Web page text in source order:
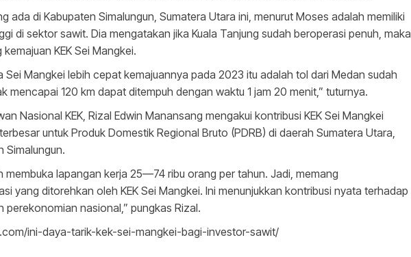
ada di Kabupaten Simalungun, Sumatera Utara ini, menurut Moses adalah memiliki
di sektor sawit. Dia mengatakan jika Kuala Tanjung sudah beroperasi penuh, maka
KEK Sei Mangkei.
Sei Mangkei lebih cepat kemajuannya pada 2023 itu adalah tol dari Medan sudah
mencapai 120 km dapat ditempuh dengan waktu 1 jam 20 menit,” tuturnya.
Nasional KEK, Rizal Edwin Manansang mengakui kontribusi KEK Sei Mangkei
untuk Produk Domestik Regional Bruto (PDRB) di daerah Sumatera Utara,
Simalungun.
membuka lapangan kerja 25—74 ribu orang per tahun. Jadi, memang
yang ditorehkan oleh KEK Sei Mangkei. Ini menunjukkan kontribusi nyata terhadap
nasional,” pungkas Rizal.
ini-daya-tarik-kek-sei-mangkei-bagi-investor-sawit/